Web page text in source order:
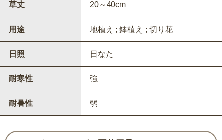
草丈 20～40cm
用途 地植え ; 鉢植え ; 切り花
日照 日なた
耐寒性 強
耐暑性 弱